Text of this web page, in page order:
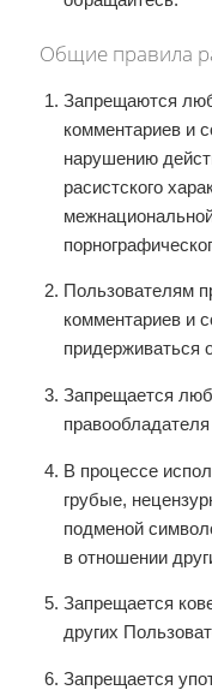
Общие правила
Запрещаются
комментариев и
нарушению
расистского
Пользователям
комментариев и
придерживаться
Запрещается
В процессе
грубые,
подменой
в отношении
Запрещается
других
Запрещается